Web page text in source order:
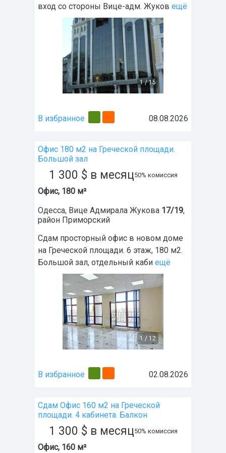
вход со стороны Вице-адм. Жуков ещё
1/15
В избранное 08.08.2026
Офис 180 м2 на Греческой площади.
Большой зал
1 300 $ в месяц50% комиссия
Офис, 180 м²
Одесса, Вице Адмирала Жукова 17/19,
район Приморский
Сдам просторный офис в новом доме
на Греческой площади. 6 этаж, 180 м2.
Большой зал, отдельный каби ещё
1 / 12
В избранное 02.08.2026
Сдам Офис 160 м2 на Греческой
площади. 4 кабинета. Балкон
1 300 $ в месяц50% комиссия
Офис, 160 м²